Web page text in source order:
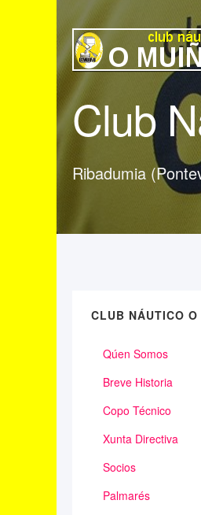
Buscar...
Club
Ribadumia
CLUB NÁUTICO O
Qúen Somos
Breve Historia
Copo Técnico
Xunta Directiva
Socios
Palmarés